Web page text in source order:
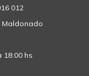
012
Maldonado
18:00 hs